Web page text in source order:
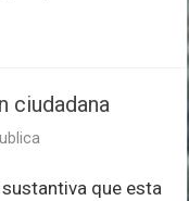
ciudadana
que esta